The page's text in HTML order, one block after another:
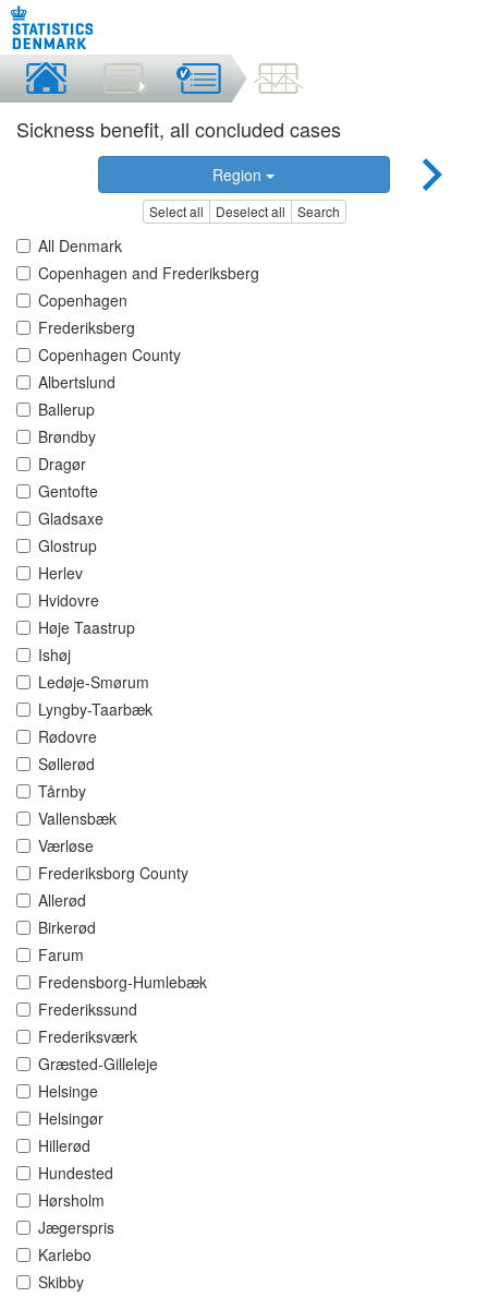
Sickness benefit, all concluded cases
Region
Select all Deselect all Search
All Denmark
Copenhagen and Frederiksberg
Copenhagen
Frederiksberg
Copenhagen County
Albertslund
Ballerup
Brøndby
Dragør
Gentofte
Gladsaxe
Glostrup
Herlev
Hvidovre
Høje Taastrup
Ishøj
Ledøje-Smørum
Lyngby-Taarbæk
Rødovre
Søllerød
Tårnby
Vallensbæk
Værløse
Frederiksborg County
Allerød
Birkerød
Farum
Fredensborg-Humlebæk
Frederikssund
Frederiksværk
Græsted-Gilleleje
Helsinge
Helsingør
Hillerød
Hundested
Hørsholm
Jægerspris
Karlebo
Skibby